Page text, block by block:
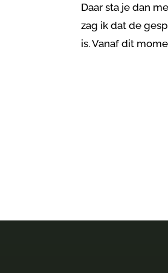
Daar sta je dan
zag ik dat de
is. Vanaf dit